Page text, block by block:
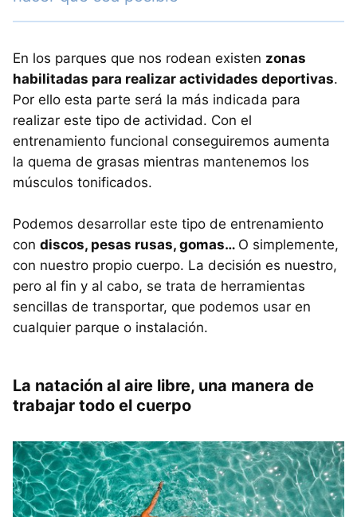
En los parques que nos rodean existen zonas
habilitadas para realizar actividades deportivas.
Por ello esta parte será la más indicada para
realizar este tipo de actividad. Con el
entrenamiento funcional conseguiremos aumenta
la quema de grasas mientras mantenemos los
músculos tonificados.
Podemos desarrollar este tipo de entrenamiento
con discos, pesas rusas, gomas… O simplemente,
con nuestro propio cuerpo. La decisión es nuestro,
pero al fin y al cabo, se trata de herramientas
sencillas de transportar, que podemos usar en
cualquier parque o instalación.
La natación al aire libre, una manera de
trabajar todo el cuerpo